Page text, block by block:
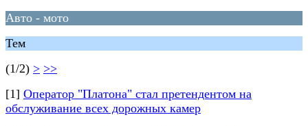
Авто - мото
Тем
(1/2) > >>
[1] Оператор "Платона" стал претендентом на
обслуживание всех дорожных камер